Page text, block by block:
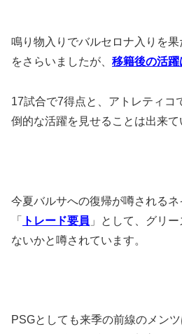
鳴り物入りでバルセロナ入りを
をさらいましたが、 移籍後の活躍
17試合で7得点と、アトレティコ
倒的な活躍を見せることは出来て
今夏バルサへの復帰が噂される
「
トレード要員 」として、グリ
ないかと噂されています。
PSGとしても来季の前線のメン